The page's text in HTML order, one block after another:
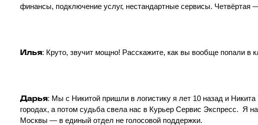
финансы, подключение услуг, нестандартные сервисы. Четвёртая
Илья: Круто, звучит мощно! Расскажите, как вы вообще попали в
Дарья: Мы с Никитой пришли в логистику я лет 10 назад и
городах, а потом судьба свела нас в Курьер Сервис Экспресс. Я
Москвы — в единый отдел не голосовой поддержки.